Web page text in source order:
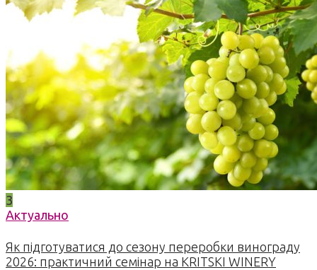
3
Актуально
Як підготуватися до сезону переробки винограду
2026: практичний семінар на KRITSKI WINERY